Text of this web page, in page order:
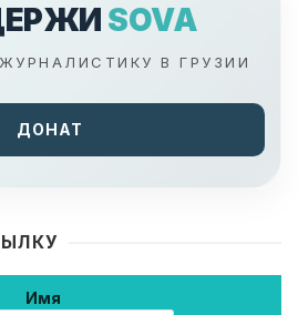
SOVA
В ГРУЗИИ
ДОНАТ
Имя